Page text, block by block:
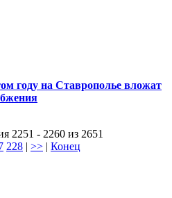
году на Ставрополье вложат
2251 - 2260 из 2651
228 | >> | Конец